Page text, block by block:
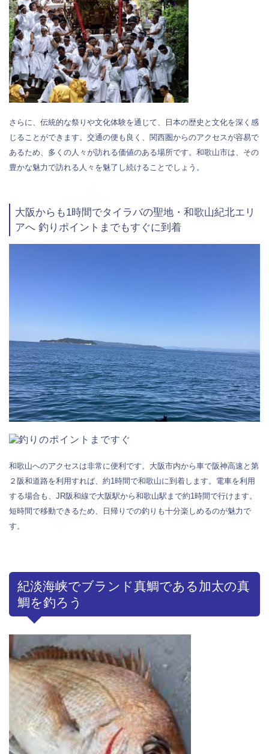
さらに、伝統的な祭りや文化体験を通じて、日本の歴史と文化を深く感
じることができます。交通の便も良く、関西圏からのアクセスが容易で
あるため、多くの人々が訪れる価値のある場所です。和歌山市は、その
豊かな魅力で訪れる人々を魅了し続けることでしょう。
大阪からも1時間でタイラバの聖地・和歌山紀北エリ
アへ 釣りポイントまでもすぐに到着
和歌山へのアクセスは非常に便利です。大阪市内から車で阪神高速と第
２阪和道路を利用すれば、約1時間で和歌山に到着します。電車を利用
する場合も、JR阪和線で大阪駅から和歌山駅まで約1時間で行けます。
短時間で移動できるため、日帰りでの釣りも十分楽しめるのが魅力で
す。
紀淡海峡でブランド真鯛である加太の真
鯛を釣ろう